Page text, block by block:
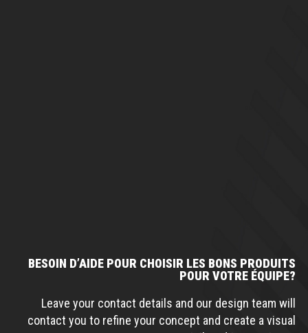
BESOIN D’AIDE POUR CHOISIR LES BONS PRODUITS
POUR VOTRE ÉQUIPE?
Leave your contact details and our design team will
contact you to refine your concept and create a visual